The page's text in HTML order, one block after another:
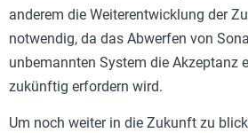
anderem die Weiterentwicklung der
notwendig, da das Abwerfen von
unbemannten System die Akzeptanz
zukünftig erfordern wird.
Um noch weiter in die Zukunft zu